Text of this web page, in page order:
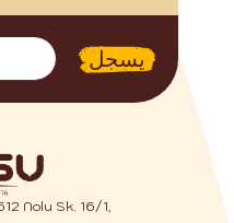
يسجل
Nolu Sk. 16/1,